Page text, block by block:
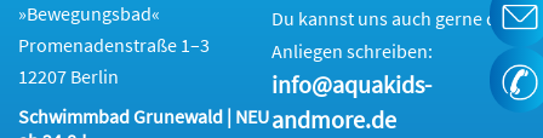
»Bewegungsbad«
Promenadenstraße 1–3
12207 Berlin
Schwimmbad Grunewald | NEU
Du kannst uns auch gerne dein
Anliegen schreiben:
info@aquakids-
andmore.de